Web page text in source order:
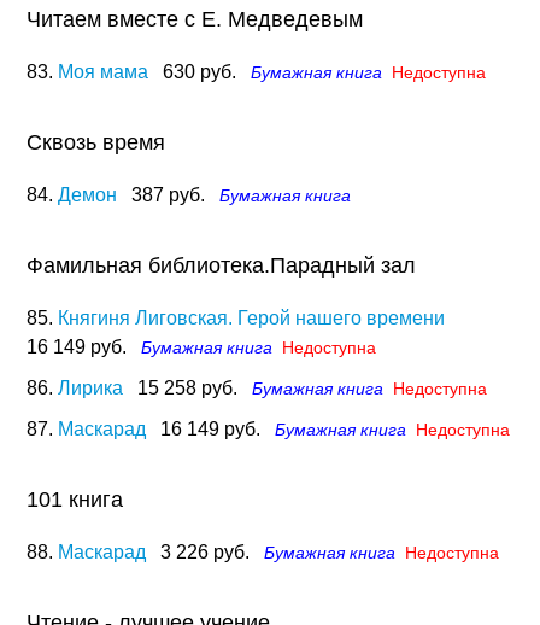
Читаем вместе с Е. Медведевым
83. Моя мама 630 руб. Бумажная книга Недоступна
Сквозь время
84. Демон 387 руб. Бумажная книга
Фамильная библиотека.Парадный зал
85. Княгиня Лиговская. Герой нашего времени
16 149 руб.
Бумажная книга Недоступна
86. Лирика 15 258 руб. Бумажная книга Недоступна
87. Маскарад 16 149 руб. Бумажная книга Недоступна
101 книга
88. Маскарад 3 226 руб. Бумажная книга Недоступна